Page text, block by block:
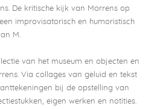
De kritische kijk van Morrens op
improvisatorisch en humoristisch
M.
van het museum en objecten en
Via collages van geluid en tekst
bij de opstelling van
eigen werken en notities.